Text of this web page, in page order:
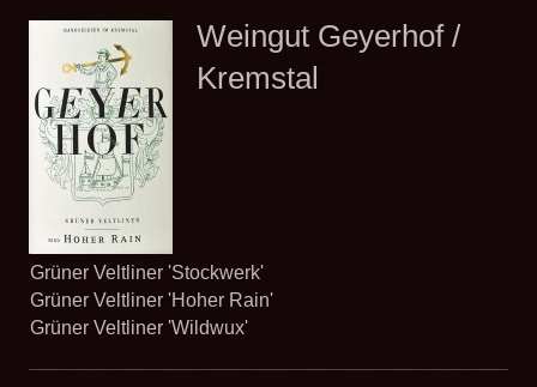
Weingut Geyerhof /
Kremstal
Grüner Veltliner 'Stockwerk'
Grüner Veltliner 'Hoher Rain'
Grüner Veltliner 'Wildwux'